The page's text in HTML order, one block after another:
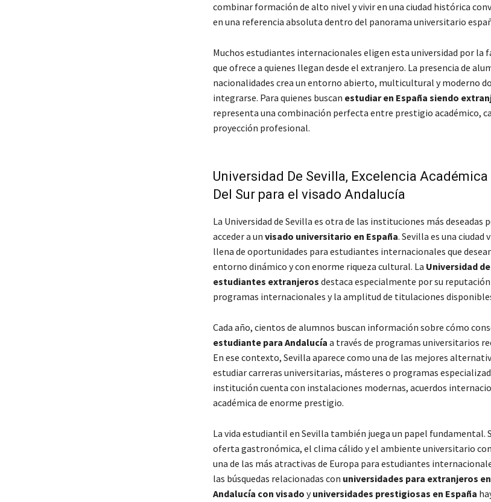
combinar formación de alto nivel y vivir en una ciudad histórica
en una referencia absoluta dentro del panorama universitario
Muchos estudiantes internacionales eligen esta universidad por la
que ofrece a quienes llegan desde el extranjero. La presencia de
nacionalidades crea un entorno abierto, multicultural y moderno
integrarse. Para quienes buscan estudiar en España siendo
representa una combinación perfecta entre prestigio académico,
proyección profesional.
Universidad De Sevilla, Excelencia Académica
Del Sur para el visado Andalucía
La Universidad de Sevilla es otra de las instituciones más deseadas
acceder a un visado universitario en España. Sevilla es una
llena de oportunidades para estudiantes internacionales que
entorno dinámico y con enorme riqueza cultural. La Universidad
estudiantes extranjeros destaca especialmente por su
programas internacionales y la amplitud de titulaciones
Cada año, cientos de alumnos buscan información sobre cómo
estudiante para Andalucía a través de programas universitarios
En ese contexto, Sevilla aparece como una de las mejores
estudiar carreras universitarias, másteres o programas
institución cuenta con instalaciones modernas, acuerdos
académica de enorme prestigio.
La vida estudiantil en Sevilla también juega un papel fundamental.
oferta gastronómica, el clima cálido y el ambiente universitario
una de las más atractivas de Europa para estudiantes
las búsquedas relacionadas con universidades para extranjeros
Andalucía con visado yuniversidades prestigiosas en España